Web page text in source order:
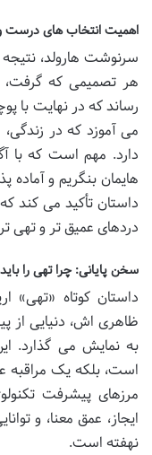
اهمیت انتخاب های درست
سرنوشت هارولد،
هر تصمیمی که گرفت،
رساند که در نهایت با
می آموزد که در
دارد. مهم است که با
هایمان بنگریم و
داستان تأکید می کند که
دردهای عمیق تر و تهی
سخن پایانی: چرا تهی را
داستان کوتاه
ظاهری اش، دنیایی از
به نمایش می گذارد.
است، بلکه یک مراقبه
مرزهای پیشرفت
ایجاز، عمق معنا، و
نهفته است.